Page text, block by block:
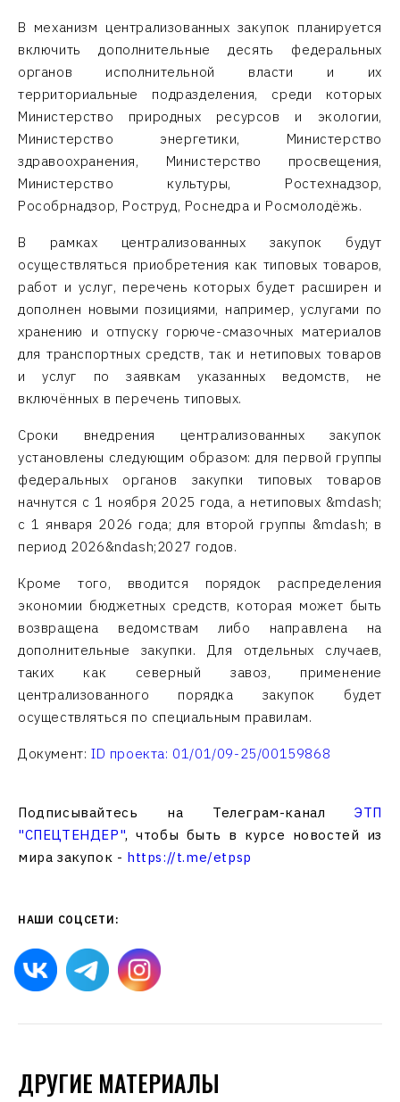
В механизм централизованных закупок планируется
включить дополнительные десять федеральных
органов исполнительной власти и их
территориальные подразделения, среди которых
Министерство природных ресурсов и экологии,
Министерство энергетики, Министерство
здравоохранения, Министерство просвещения,
Министерство культуры, Ростехнадзор,
Рособрнадзор, Роструд, Роснедра и Росмолодёжь.
В рамках централизованных закупок будут
осуществляться приобретения как типовых товаров,
работ и услуг, перечень которых будет расширен и
дополнен новыми позициями, например, услугами по
хранению и отпуску горюче-смазочных материалов
для транспортных средств, так и нетиповых товаров
и услуг по заявкам указанных ведомств, не
включённых в перечень типовых.
Сроки внедрения централизованных закупок
установлены следующим образом: для первой группы
федеральных органов закупки типовых товаров
начнутся с 1 ноября 2025 года, а нетиповых &mdash;
с 1 января 2026 года; для второй группы &mdash; в
период 2026&ndash;2027 годов.
Кроме того, вводится порядок распределения
экономии бюджетных средств, которая может быть
возвращена ведомствам либо направлена на
дополнительные закупки. Для отдельных случаев,
таких как северный завоз, применение
централизованного порядка закупок будет
осуществляться по специальным правилам.
Документ: ID проекта: 01/01/09-25/00159868
Подписывайтесь на Телеграм-каналЭТП
"СПЕЦТЕНДЕР", чтобы быть в курсе новостей из
мира закупок - https://t.me/etpsp
НАШИ СОЦСЕТИ:
ДРУГИЕ МАТЕРИАЛЫ